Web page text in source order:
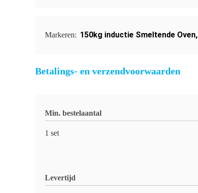
Markeren: 150kg inductie Smeltende Oven,
Betalings- en verzendvoorwaarden
Min. bestelaantal
1 set
Levertijd